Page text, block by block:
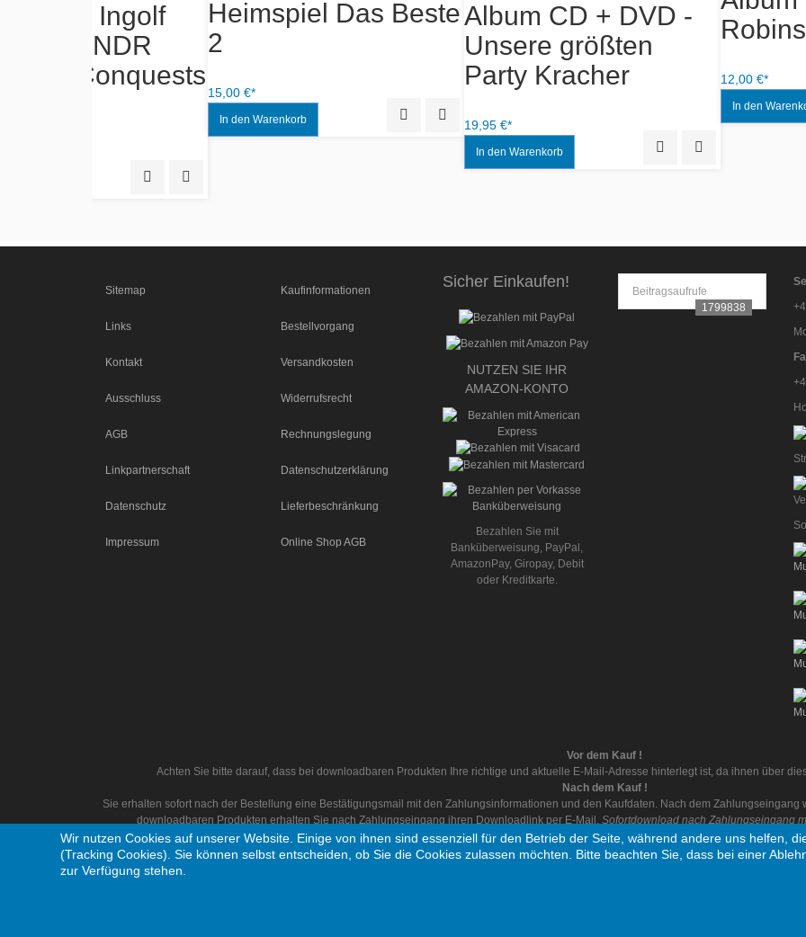
Der Mecklenburger
Karneval - Matrosen
in Lederhosen mp3
Quick ViewAdd to Wishlist
Album CD -
Ringelnatz Rock 10
Tu das Ding
Matrosen in
Lederhosen mp3
Sitemap
Links
Kontakt
Ausschluss
AGB
Linkpartnerschaft
Datenschutz
Impressum
Kaufinformationen
Bestellvorgang
Versandkosten
Widerrufsrecht
Rechnungslegung
Datenschutzerklärung
Lieferbeschränkung
Online Shop AGB
Sicher Einkaufen!
NUTZEN SIE IHR
AMAZON-KONTO
Bezahlen Sie mit
Banküberweisung, PayPal,
AmazonPay, Giropay, Debit
oder Kreditkarte.
Beitragsaufrufe
1799838
Vor dem Kauf !
Achten Sie bitte darauf, dass bei downloadbaren Produkten Ihre richtige und aktuelle E-Mail-Adresse hinterlegt ist, da ihnen über
Nach dem Kauf !
Sie erhalten sofort nach der Bestellung eine Bestätigungsmail mit den Zahlungsinformationen und den Kaufdaten. Nach dem
downloadbaren Produkten erhalten Sie nach Zahlungseingang ihren Downloadlink per E-Mail. Sofortdownload nach Zahlungseingang
Wir nutzen Cookies auf unserer Website. Einige von ihnen sind essenziell für den Betrieb der Seite, während andere uns helfen,
(Tracking Cookies). Sie können selbst entscheiden, ob Sie die Cookies zulassen möchten. Bitte beachten Sie, dass bei einer
zur Verfügung stehen.